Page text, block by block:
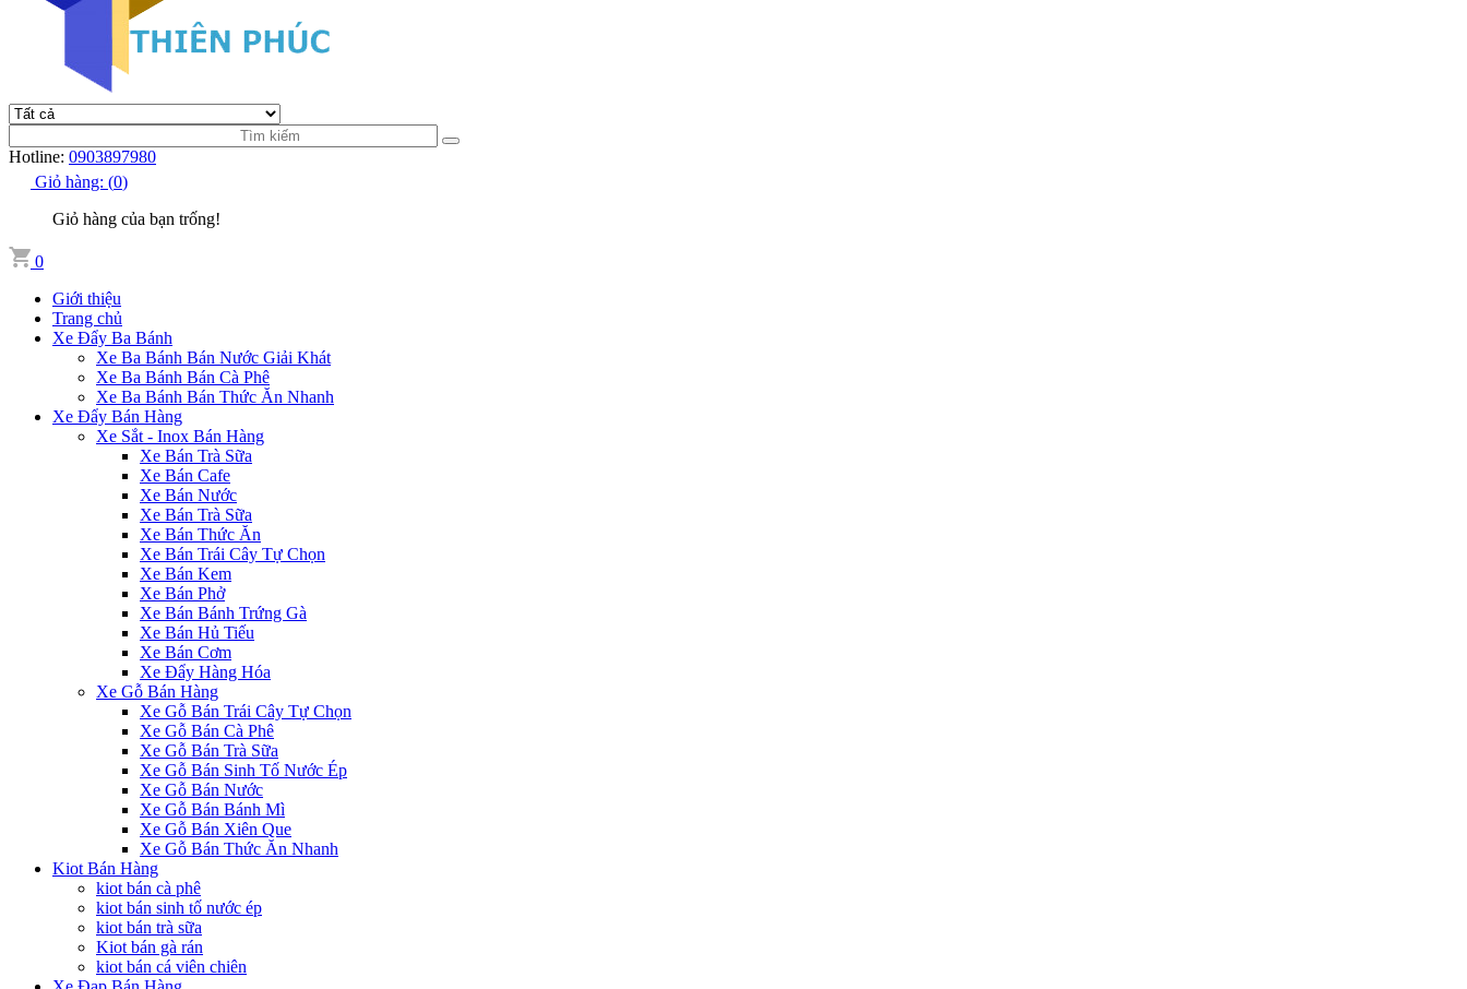
Hotline: 0903897980
Giỏ hàng: (0)
Giỏ hàng của bạn trống!
0
Giới thiệu
Trang chủ
Xe Đẩy Ba Bánh
Xe Ba Bánh Bán Nước Giải Khát
Xe Ba Bánh Bán Cà Phê
Xe Ba Bánh Bán Thức Ăn Nhanh
Xe Đẩy Bán Hàng
Xe Sắt - Inox Bán Hàng
Xe Bán Trà Sữa
Xe Bán Cafe
Xe Bán Nước
Xe Bán Trà Sữa
Xe Bán Thức Ăn
Xe Bán Trái Cây Tự Chọn
Xe Bán Kem
Xe Bán Phở
Xe Bán Bánh Trứng Gà
Xe Bán Hủ Tiếu
Xe Bán Cơm
Xe Đẩy Hàng Hóa
Xe Gỗ Bán Hàng
Xe Gỗ Bán Trái Cây Tự Chọn
Xe Gỗ Bán Cà Phê
Xe Gỗ Bán Trà Sữa
Xe Gỗ Bán Sinh Tố Nước Ép
Xe Gỗ Bán Nước
Xe Gỗ Bán Bánh Mì
Xe Gỗ Bán Xiên Que
Xe Gỗ Bán Thức Ăn Nhanh
Kiot Bán Hàng
kiot bán cà phê
kiot bán sinh tố nước ép
kiot bán trà sữa
Kiot bán gà rán
kiot bán cá viên chiên